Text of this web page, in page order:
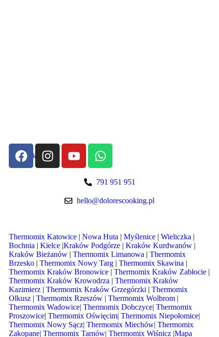
Szybki kontakt:
791 951 951
hello@dolorescooking.pl
Thermomix Katowice | Nowa Huta | Myślenice | Wieliczka |
Bochnia | Kielce |Kraków Podgórze | Kraków Kurdwanów |
Kraków Bieżanów | Thermomix Limanowa | Thermomix
Brzesko | Thermomix Nowy Targ | Thermomix Skawina |
Thermomix Kraków Bronowice | Thermomix Kraków Zabłocie |
Thermomix Kraków Krowodrza | Thermomix Kraków
Kazimierz | Thermomix Kraków Grzegórzki | Thermomix
Olkusz | Thermomix Rzeszów | Thermomix Wolbrom |
Thermomix Wadowice| Thermomix Dobczyce| Thermomix
Proszowice| Thermomix Oświęcim| Thermomix Niepołomice|
Thermomix Nowy Sącz| Thermomix Miechów| Thermomix
Zakopane| Thermomix Tarnów| Thermomix Wiśnicz |Mapa